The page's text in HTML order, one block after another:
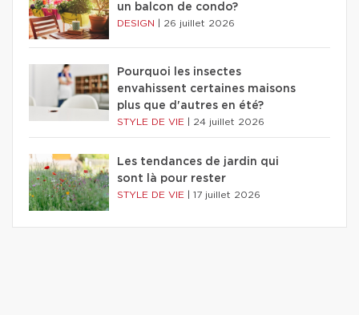
un balcon de condo?
DESIGN 26 juillet 2026
Pourquoi les insectes
envahissent certaines maisons
plus que d'autres en été?
STYLE DE VIE 24 juillet 2026
Les tendances de jardin qui
sont là pour rester
STYLE DE VIE 17 juillet 2026